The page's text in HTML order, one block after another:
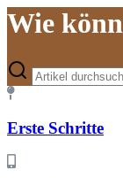
Wie
Erste Schritte